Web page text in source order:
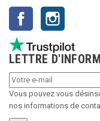
Facebook
LETTRE
Vous pouvez vous
nos informations de